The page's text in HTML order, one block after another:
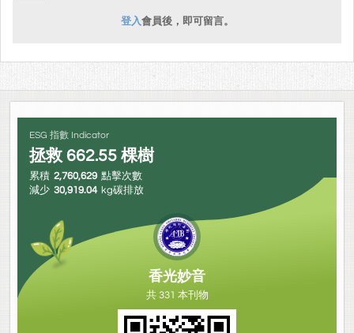
登入會員後，即可留言。
ESG 指數 Indicator
拯救 662.55 棵樹
累積 2,760,629 點擊次數
減少 30,919.04 kg碳排放
香光妙音
共 331 本刊物